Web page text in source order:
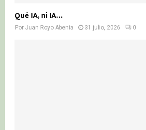
Qué IA, ni IA…
Por Juan Royo Abenia 31 julio, 2026 0